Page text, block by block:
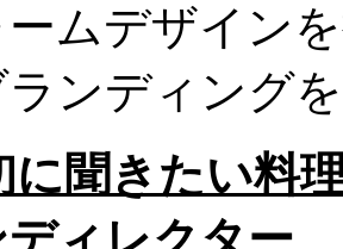
ムデザイン
ンディング
に聞きたい料